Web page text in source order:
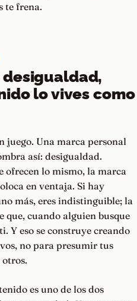
te frena.
lo vives como
juego. Una marca personal
así: desigualdad.
ofrecen lo mismo, la marca
en ventaja. Si hay
más, eres indistinguible; la
que, cuando alguien busque
Y eso se construye creando
no para presumir tus
es uno de los dos